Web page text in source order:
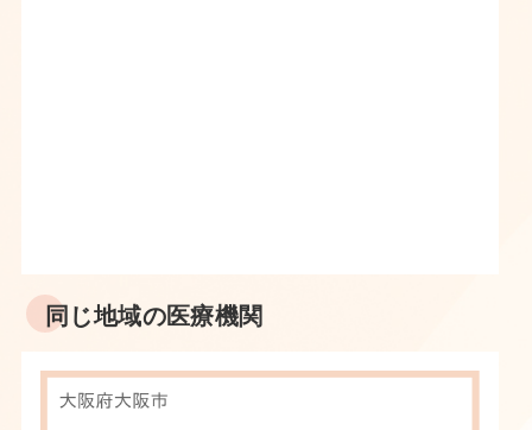
同じ地域の医療機関